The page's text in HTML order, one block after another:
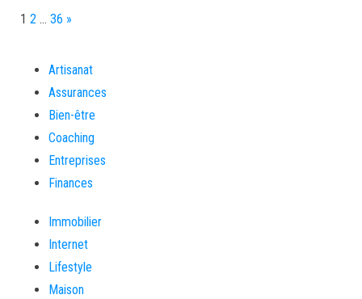
Page:
1 2 … 36 Next
»
Artisanat
Assurances
Bien-être
Coaching
Entreprises
Finances
Immobilier
Internet
Lifestyle
Maison